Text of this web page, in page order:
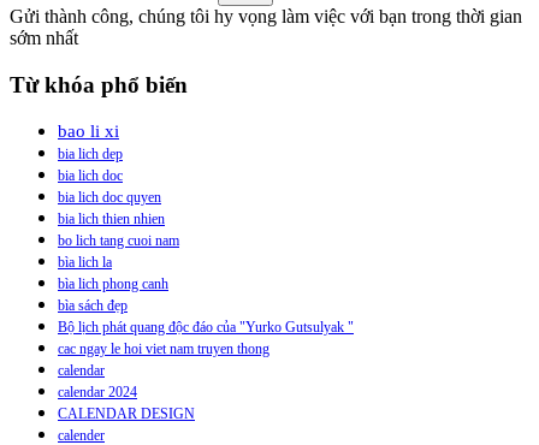
Gửi thành công, chúng tôi hy vọng làm việc với bạn trong thời gian
sớm nhất
Từ khóa phổ biến
bao li xi
bia lich dep
bia lich doc
bia lich doc quyen
bia lich thien nhien
bo lich tang cuoi nam
bìa lich la
bìa lich phong canh
bìa sách đẹp
Bộ lịch phát quang độc đáo của "Yurko Gutsulyak "
cac ngay le hoi viet nam truyen thong
calendar
calendar 2024
CALENDAR DESIGN
calender